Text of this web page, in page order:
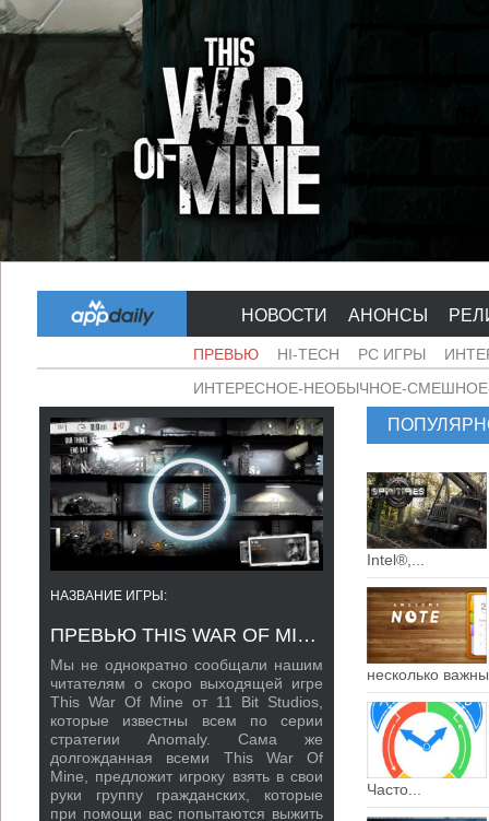
НОВОСТИ АНОНСЫ
ПРЕВЬЮ HI-TECH PC ИГРЫ
ИНТЕРЕСНОЕ-НЕОБЫЧНОЕ-
НАЗВАНИЕ ИГРЫ:
ПРЕВЬЮ THIS WAR OF MINE ИГРА НА ВЫЖИВАНИЕ ОТ 11 BIT STUDIOS
Мы не однократно сообщали нашим
читателям о скоро выходящей игре
This War Of Mine от 11 Bit Studios,
которые известны всем по серии
стратегии Anomaly. Сама же
долгожданная всеми This War Of
Mine, предложит игроку взять в свои
руки группу гражданских, которые
при помощи вас попытаются выжить
НАЗВАНИЕ ИГРЫ:
GREAT WAR
Ubisoft гигант по
изданию все
ПК так с
платформы. Их игры
остаются самыми
ждут, что
Помниться, как
появился всеми
Intel®,...
несколько
Часто...